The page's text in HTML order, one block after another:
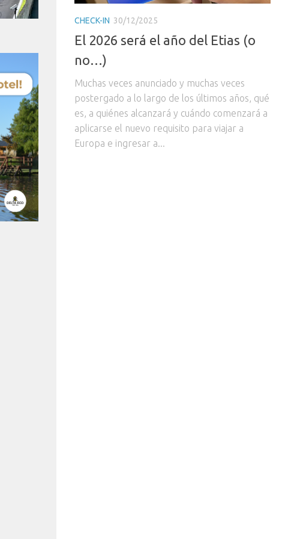
CHECK-IN 30/12/2025
El 2026 será el año del Etias (o
no…)
Muchas veces anunciado y muchas veces
postergado a lo largo de los últimos años, qué
es, a quiénes alcanzará y cuándo comenzará a
aplicarse el nuevo requisito para viajar a
Europa e ingresar a...